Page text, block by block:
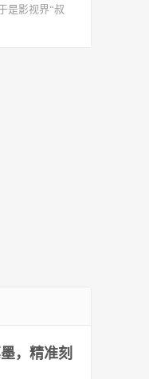
是影视界“叔
，精准刻